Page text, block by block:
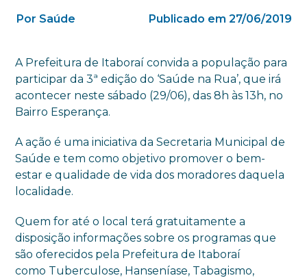
Por Saúde Publicado em 27/06/2019
A Prefeitura de Itaboraí convida a população para
participar da 3ª edição do ‘Saúde na Rua’, que irá
acontecer neste sábado (29/06), das 8h às 13h, no
Bairro Esperança.
A ação é uma iniciativa da Secretaria Municipal de
Saúde e tem como objetivo promover o bem-
estar e qualidade de vida dos moradores daquela
localidade.
Quem for até o local terá gratuitamente a
disposição informações sobre os programas que
são oferecidos pela Prefeitura de Itaboraí
como Tuberculose, Hanseníase, Tabagismo,